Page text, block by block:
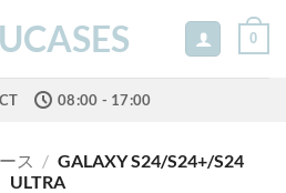
0
08:00 - 17:00
ス / GALAXY S24/S24+/S24
ULTRA